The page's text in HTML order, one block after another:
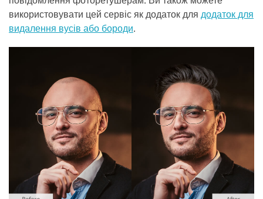
використовувати цей сервіс як додаток для додаток для
видалення вусів або бороди.